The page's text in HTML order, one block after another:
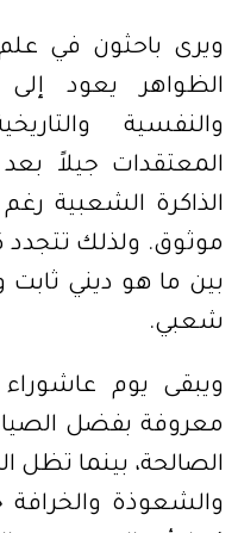
ويرى باحثون في
الظواهر يعود إلى
والنفسية
المعتقدات جيلاً
الذاكرة الشعبية
موثوق. ولذلك تتجدد
بين ما هو ديني ثابت
شعبي.
ويبقى يوم
معروفة بفضل الصيام
الصالحة، بينما تظل
والشعوذة والخرافة